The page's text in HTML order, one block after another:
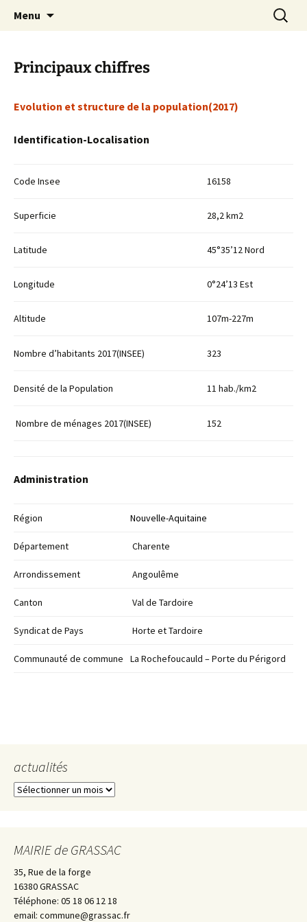
Commune de Grassac
Menu
Principaux chiffres
Evolution et structure de la population(2017)
Identification-Localisation
Code Insee 16158
Superficie 28,2 km2
Latitude 45°35’12 Nord
Longitude 0°24’13 Est
Altitude 107m-227m
Nombre d’habitants 2017(INSEE) 323
Densité de la Population 11 hab./km2
Nombre de ménages 2017(INSEE) 152
Administration
Région Nouvelle-Aquitaine
Département Charente
Arrondissement Angoulême
Canton Val de Tardoire
Syndicat de Pays Horte et Tardoire
Communauté de commune La Rochefoucauld – Porte du Périgord
actualités
actualités
MAIRIE de GRASSAC
35, Rue de la forge
16380 GRASSAC
Téléphone: 05 18 06 12 18
email: commune@grassac.fr